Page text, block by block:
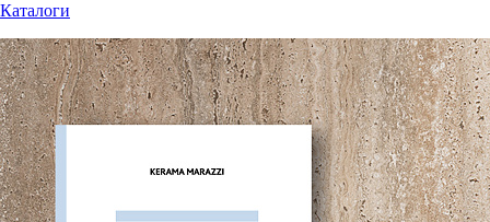
Каталоги